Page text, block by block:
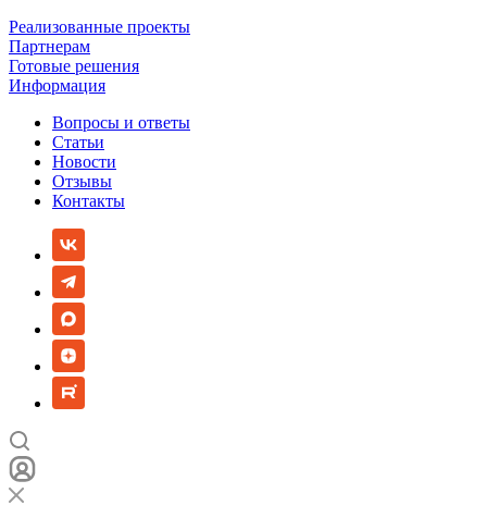
Реализованные проекты
Партнерам
Готовые решения
Информация
Вопросы и ответы
Статьи
Новости
Отзывы
Контакты